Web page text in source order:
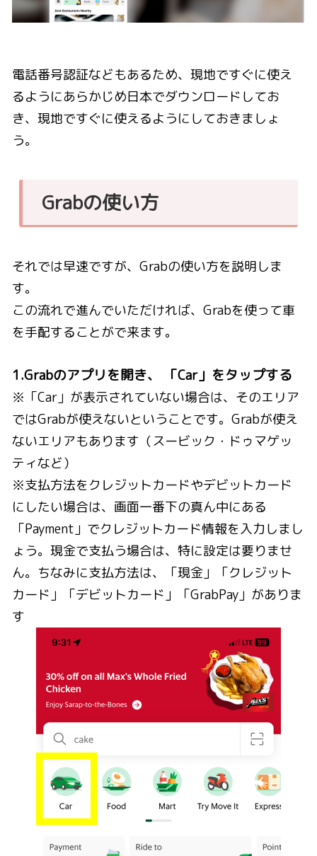
電話番号認証などもあるため、現地ですぐに使え
るようにあらかじめ日本でダウンロードしてお
き、現地ですぐに使えるようにしておきましょ
う。
Grabの使い方
それでは早速ですが、Grabの使い方を説明しま
す。
この流れで進んでいただければ、Grabを使って車
を手配することがで来ます。
1.Grabのアプリを開き、 「Car」をタップする
※「Car」が表示されていない場合は、そのエリア
ではGrabが使えないということです。Grabが使え
ないエリアもあります（スービック・ドゥマゲッ
ティなど）
※支払方法をクレジットカードやデビットカード
にしたい場合は、画面一番下の真ん中にある
「Payment」でクレジットカード情報を入力しまし
ょう。現金で支払う場合は、特に設定は要りませ
ん。ちなみに支払方法は、「現金」「クレジット
カード」「デビットカード」「GrabPay」がありま
す